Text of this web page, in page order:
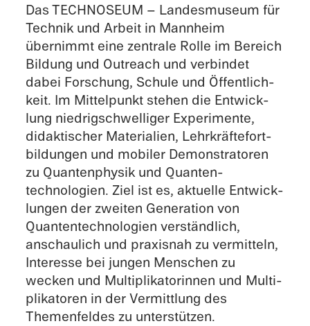
Das TECHNO­SEUM – Landes­mu­seum für
Technik und Arbeit in Mannheim
übernimmt eine zentrale Rolle im Bereich
Bildung und Outreach und verbin­det
dabei Forschung, Schule und Öffent­lich­
keit. Im Mittel­punkt stehen die Entwick­
lung niedrig­schwel­li­ger Experi­mente,
didak­ti­scher Materia­lien, Lehrkräf­te­fort­
bil­dun­gen und mobiler Demons­tra­to­ren
zu Quanten­phy­sik und Quanten­
technologien. Ziel ist es, aktuelle Entwick­
lun­gen der zweiten Genera­tion von
Quanten­technologien verständ­lich,
anschau­lich und praxis­nah zu vermit­teln,
Inter­esse bei jungen Menschen zu
wecken und Multi­pli­ka­to­rin­nen und Multi­
pli­ka­to­ren in der Vermitt­lung des
Themen­fel­des zu unterstützen.